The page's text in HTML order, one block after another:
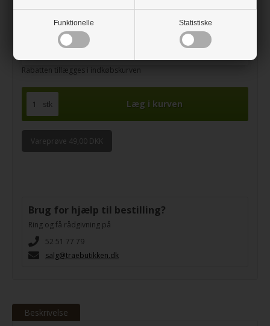
Funktionelle Statistiske10% rabat
20% rabat
Rabatten tillægges i indkøbskurven
stk
Vareprøve 49,00 DKK
Brug for hjælp til bestilling?
Ring og få rådgivning på
52 51 77 79
salg@traebutikken.dk
Beskrivelse